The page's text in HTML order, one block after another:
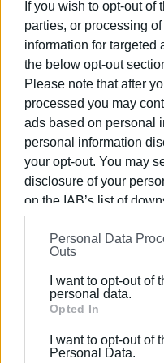
If you wish to opt-out of
parties, or processing
information for targeted
the below opt-out
Please note that after
processed you may
ads based on personal
personal information
your opt-out. You may
disclosure of your
on the IAB’s list of
information may also
on theIAB’s List of
further disclose it to
Please note that this
Google services and
behaviour. You may
Personal Data
Outs
I want to opt-out of
personal data.
Opted In
I want to opt-out of
Personal Data.
των Νοσοκομείων και το
χωρίς αναφορά σε
Αυτό βέβαια γίνεται εκ
ερμηνεύουν άρθρα
Αξιοσημείωτο βέβαια
στους υπευθύνους των
Διευθυντή της Ιατρικής
Αντιμετωπίζει λοιπόν
νεφρολόγο να κάνει
ορθοπεδικό, γενικό
οδηγώντας ακόμα
ειδικότητας) σε
δεκαετίες πίσω, τότε